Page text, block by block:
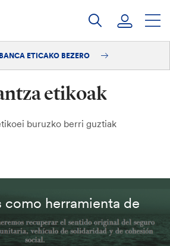
ETICAKO BEZERO
etikoak
buruzko berri guztiak
como herramienta de